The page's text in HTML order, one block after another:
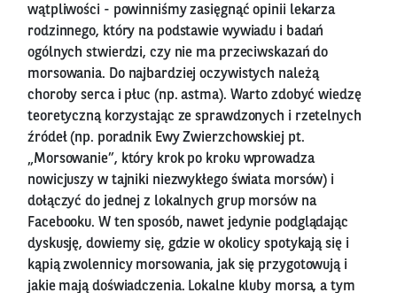
wątpliwości - powinniśmy zasięgnąć opinii lekarza
rodzinnego, który na podstawie wywiadu i badań
ogólnych stwierdzi, czy nie ma przeciwskazań do
morsowania. Do najbardziej oczywistych należą
choroby serca i płuc (np. astma). Warto zdobyć wiedzę
teoretyczną korzystając ze sprawdzonych i rzetelnych
źródeł (np. poradnik Ewy Zwierzchowskiej pt.
„Morsowanie”, który krok po kroku wprowadza
nowicjuszy w tajniki niezwykłego świata morsów) i
dołączyć do jednej z lokalnych grup morsów na
Facebooku. W ten sposób, nawet jedynie podglądając
dyskusję, dowiemy się, gdzie w okolicy spotykają się i
kąpią zwolennicy morsowania, jak się przygotowują i
jakie mają doświadczenia. Lokalne kluby morsa, a tym